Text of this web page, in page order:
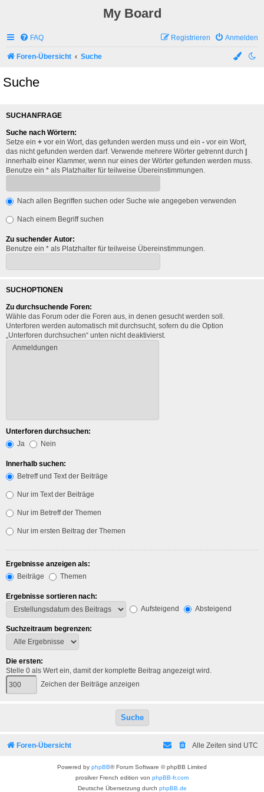
My Board
FAQ Anmelden
Registrieren
Foren-Übersicht Suche
Suche
SUCHANFRAGE
Suche nach Wörtern:
Setze ein + vor ein Wort, das gefunden werden muss und ein - vor ein Wort,
das nicht gefunden werden darf. Verwende mehrere Wörter getrennt durch |
innerhalb einer Klammer, wenn nur eines der Wörter gefunden werden muss.
Benutze ein * als Platzhalter für teilweise Übereinstimmungen.
Nach allen Begriffen suchen oder Suche wie angegeben verwenden
Nach einem Begriff suchen
Zu suchender Autor:
Benutze ein * als Platzhalter für teilweise Übereinstimmungen.
SUCHOPTIONEN
Zu durchsuchende Foren:
Wähle das Forum oder die Foren aus, in denen gesucht werden soll.
Unterforen werden automatisch mit durchsucht, sofern du die Option
„Unterforen durchsuchen“ unten nicht deaktivierst.
Unterforen durchsuchen:
Ja
Nein
Innerhalb suchen:
Betreff und Text der Beiträge
Nur im Text der Beiträge
Nur im Betreff der Themen
Nur im ersten Beitrag der Themen
Ergebnisse anzeigen als:
Beiträge
Themen
Ergebnisse sortieren nach:
Aufsteigend
Absteigend
Suchzeitraum begrenzen:
Die ersten:
Stelle 0 als Wert ein, damit der komplette Beitrag angezeigt wird.
Zeichen der Beiträge anzeigen
Foren-Übersicht Alle Zeiten sind UTC
Powered by phpBB® Forum Software © phpBB Limited
prosilver French edition von phpBB-fr.com
Deutsche Übersetzung durch phpBB.de